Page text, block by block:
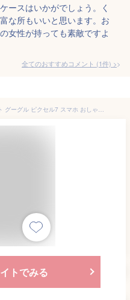
ースはいかがでしょう。く
な所もいいと思います。お
女性が持っても素敵ですよ
全てのおすすめコメント (1件) >
Google Pixel 7 ケース シン フィット グーグル ピクセル7 スマホ おしゃれ 純色 四つ葉のクローバーの印 PUレザー 上絵 手帳型 カード入れ Pixel 7 5G 財布カバー スタンド機能 耐衝撃 防塵 耐久性 装着やすい 吸着の機能 キラキラ 胡蝶 ラインストーン デコ メチャ可愛い ピクセル7スマホカバー (Pixel7, ローズ)
トでみる